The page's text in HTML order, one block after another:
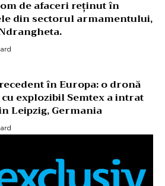
de afaceri reținut în
din sectorul armamentului,
în Europa: o dronă
explozibil Semtex a intrat
Leipzig, Germania